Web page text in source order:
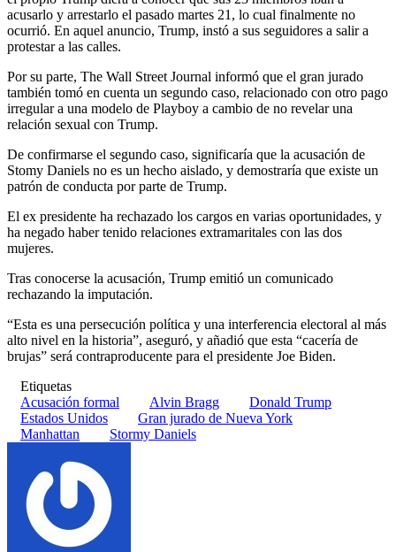
acusarlo y arrestarlo el pasado martes 21, lo cual finalmente no
ocurrió. En aquel anuncio, Trump, instó a sus seguidores a salir a
protestar a las calles.
Por su parte, The Wall Street Journal informó que el gran jurado
también tomó en cuenta un segundo caso, relacionado con otro pago
irregular a una modelo de Playboy a cambio de no revelar una
relación sexual con Trump.
De confirmarse el segundo caso, significaría que la acusación de
Stomy Daniels no es un hecho aislado, y demostraría que existe un
patrón de conducta por parte de Trump.
El ex presidente ha rechazado los cargos en varias oportunidades, y
ha negado haber tenido relaciones extramaritales con las dos
mujeres.
Tras conocerse la acusación, Trump emitió un comunicado
rechazando la imputación.
“Esta es una persecución política y una interferencia electoral al más
alto nivel en la historia”, aseguró, y añadió que esta “cacería de
brujas” será contraproducente para el presidente Joe Biden.
Etiquetas
Acusación formal
Alvin Bragg
Donald Trump
Estados Unidos
Gran jurado de Nueva York
Manhattan
Stormy Daniels